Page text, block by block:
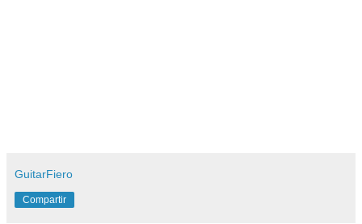
GuitarFiero
Compartir